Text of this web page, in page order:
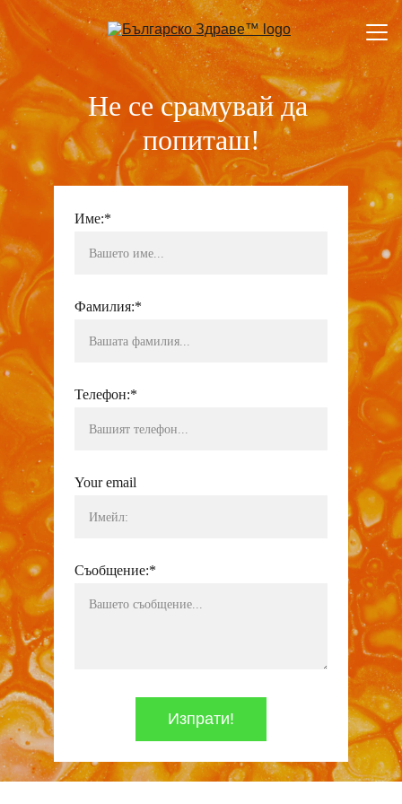
Всички Продукти
Контакти
Не се срамувай да
попиташ!
Име:*
Фамилия:*
Телефон:*
Your email
Съобщение:*
Изпрати!